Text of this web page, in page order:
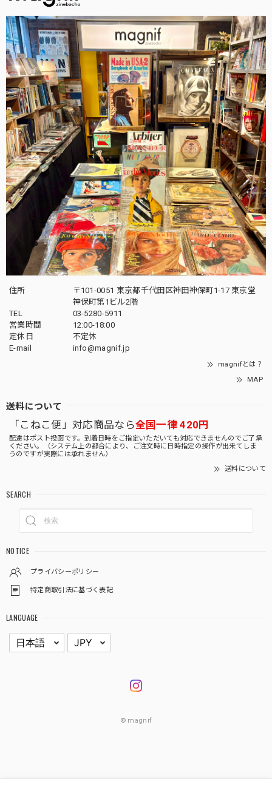
住所
〒101-0051 東京都千代田区神田神保町1-17 東京堂
神保町第1ビル2階
TEL
03-5280-5911
営業時間
12:00-18:00
定休日
不定休
E-mail
info@magnif.jp
magnifとは？
MAP
送料について
「こねこ便」対応商品なら全国一律 420円
配達はポスト投函です。到着日時をご指定いただいても対応できませんのでご了承
ください。（システム上の都合により、ご注文時に日時指定の操作が出来てしま
うのですが実際には承れません）
送料について
SEARCH
NOTICE
プライバシーポリシー
特定商取引法に基づく表記
LANGUAGE
© magnif